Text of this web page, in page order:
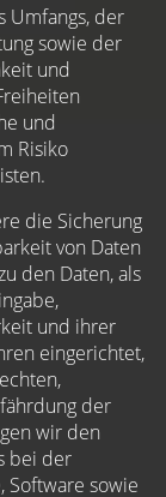
Umfangs, der
sowie der
und
und
Risiko
die Sicherung
von Daten
den Daten, als
und ihrer
eingerichtet,
der
wir den
bei der
Software sowie